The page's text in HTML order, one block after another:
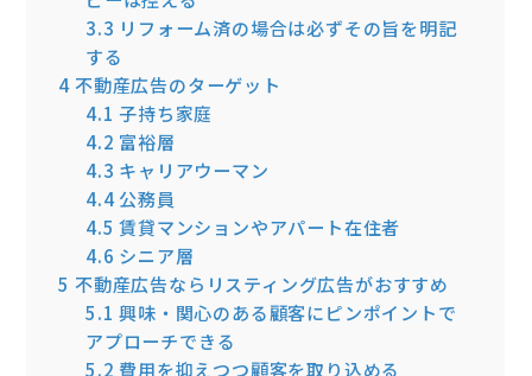
3.3 リフォーム済の場合は必ずその旨を明記
する
4不動産広告のターゲット
4.1 子持ち家庭
4.2 富裕層
4.3 キャリアウーマン
4.4公務員
4.5 賃貸マンションやアパート在住者
4.6 シニア層
5 不動産広告ならリスティング広告がおすすめ
5.1 興味・関心のある顧客にピンポイントで
アプローチできる
5.2 費用を抑えつつ顧客を取り込める